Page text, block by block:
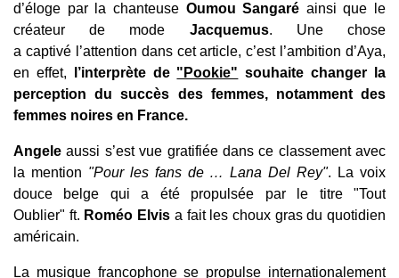
d’éloge par la chanteuse Oumou Sangaré ainsi que le
créateur de mode Jacquemus. Une chose
a captivé l’attention dans cet article, c’est l’ambition d’Aya,
en effet,
l’interprète de "Pookie" souhaite changer la
perception du succès des femmes, notamment des
femmes noires en France.
Angele aussi s’est vue gratifiée dans ce classement avec
la mention "Pour les fans de … Lana Del Rey". La voix
douce belge qui a été propulsée par le titre "Tout
Oublier" ft. Roméo Elvis a fait les choux gras du quotidien
américain.
La musique francophone se propulse internationalement